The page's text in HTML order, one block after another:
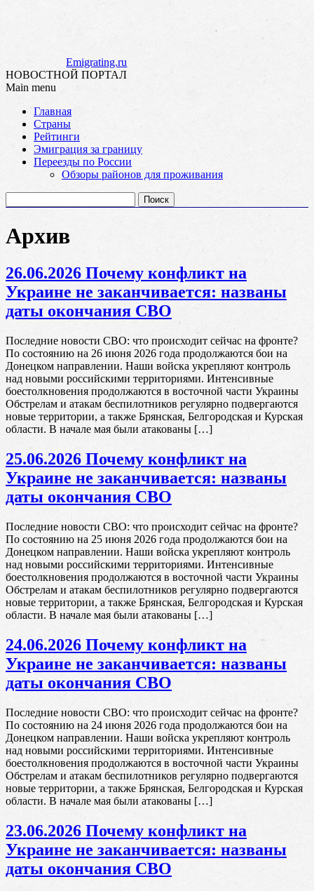
Emigrating.ru
НОВОСТНОЙ ПОРТАЛ
Main menu
content
Главная
Страны
Рейтинги
Эмиграция за границу
Переезды по России
Обзоры районов для проживания
Архив
26.06.2026 Почему конфликт на
Украине не заканчивается: названы
даты окончания СВО
Последние новости СВО: что происходит сейчас на фронте?
По состоянию на 26 июня 2026 года продолжаются бои на
Донецком направлении. Наши войска укрепляют контроль
над новыми российскими территориями. Интенсивные
боестолкновения продолжаются в восточной части Украины
Обстрелам и атакам беспилотников регулярно подвергаются
новые территории, а также Брянская, Белгородская и Курская
области. В начале мая были атакованы […]
25.06.2026 Почему конфликт на
Украине не заканчивается: названы
даты окончания СВО
Последние новости СВО: что происходит сейчас на фронте?
По состоянию на 25 июня 2026 года продолжаются бои на
Донецком направлении. Наши войска укрепляют контроль
над новыми российскими территориями. Интенсивные
боестолкновения продолжаются в восточной части Украины
Обстрелам и атакам беспилотников регулярно подвергаются
новые территории, а также Брянская, Белгородская и Курская
области. В начале мая были атакованы […]
24.06.2026 Почему конфликт на
Украине не заканчивается: названы
даты окончания СВО
Последние новости СВО: что происходит сейчас на фронте?
По состоянию на 24 июня 2026 года продолжаются бои на
Донецком направлении. Наши войска укрепляют контроль
над новыми российскими территориями. Интенсивные
боестолкновения продолжаются в восточной части Украины
Обстрелам и атакам беспилотников регулярно подвергаются
новые территории, а также Брянская, Белгородская и Курская
области. В начале мая были атакованы […]
23.06.2026 Почему конфликт на
Украине не заканчивается: названы
даты окончания СВО